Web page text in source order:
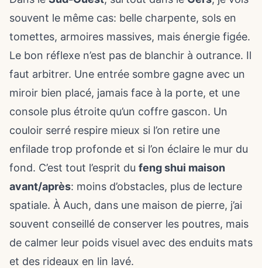
souvent le même cas: belle charpente, sols en
tomettes, armoires massives, mais énergie figée.
Le bon réflexe n’est pas de blanchir à outrance. Il
faut arbitrer. Une entrée sombre gagne avec un
miroir bien placé, jamais face à la porte, et une
console plus étroite qu’un coffre gascon. Un
couloir serré respire mieux si l’on retire une
enfilade trop profonde et si l’on éclaire le mur du
fond. C’est tout l’esprit du feng shui maison
avant/après: moins d’obstacles, plus de lecture
spatiale. À Auch, dans une maison de pierre, j’ai
souvent conseillé de conserver les poutres, mais
de calmer leur poids visuel avec des enduits mats
et des rideaux en lin lavé.